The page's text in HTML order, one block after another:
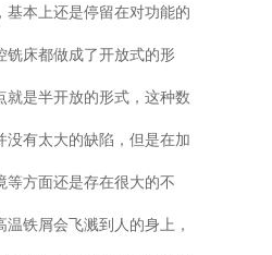
基本上还是停留在对功能的
铣床都做成了开放式的形
就是半开放的形式，这种数
没有太大的缺陷，但是在加
等方面还是存在很大的不
铁屑会飞溅到人的身上，